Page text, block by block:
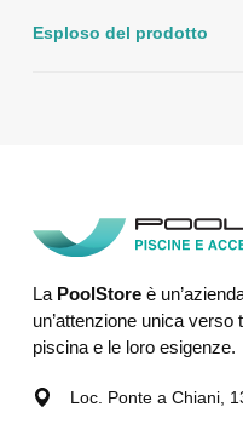
Esploso del prodotto
La PoolStoreè
un’attenzione unica
piscina e le loro esigenze.
Loc. Ponte a Chiani,